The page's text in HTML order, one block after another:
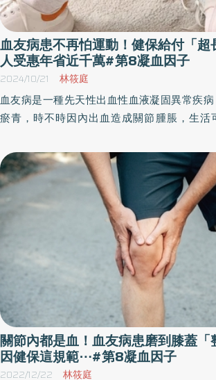
血友病患不再怕運動！健保給付「超
人受惠年省近千萬#第8凝血因子
2024/10/21 林筱庭
血友病是一種先天性出血性血液凝固異常疾
瘀青，時不時因內出血造成關節腫脹，生活
醫療日益進步，現在血友病病友接受預防性
可與一般人無異，甚至有機會能達到近乎正
從事高強度運動再也不是夢想。
關節內都是血！血友病患磨到膝蓋
因健保這規範⋯#第8凝血因子
2022/12/22 林筱庭